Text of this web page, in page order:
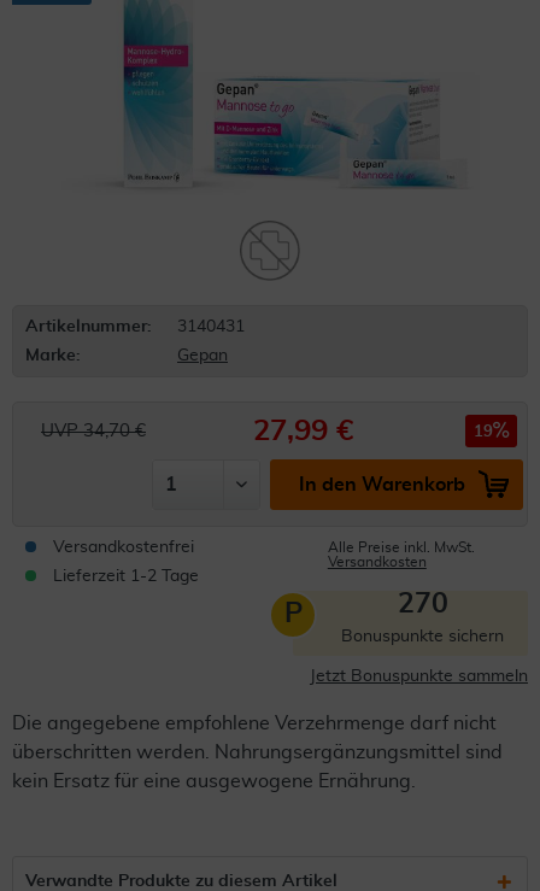
Artikelnummer:
3140431
Marke:
Gepan
UVP 34,70 € 27,99 € 19
In den Warenkorb
Versandkostenfrei
Lieferzeit 1-2 Tage
Alle Preise inkl. MwSt.
Versandkosten
P 270
Bonuspunkte sichern
Jetzt Bonuspunkte sammeln
Die angegebene empfohlene Verzehrmenge darf nicht
überschritten werden. Nahrungsergänzungsmittel sind
kein Ersatz für eine ausgewogene Ernährung.
Verwandte Produkte zu diesem Artikel